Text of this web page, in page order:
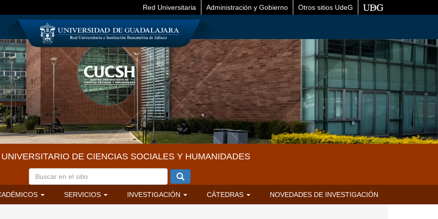
Red Universitaria Administración y Gobierno Otros sitios UdeG
DE CIENCIAS SOCIALES Y HUMANIDADES
SERVICIOS INVESTIGACIÓN CÁTEDRAS NOVEDADES DE INVESTIGACIÓN